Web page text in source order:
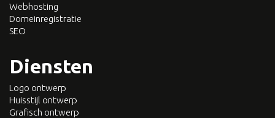
Webhosting
Domeinregistratie
SEO
Diensten
Logo ontwerp
Huisstijl ontwerp
Grafisch ontwerp